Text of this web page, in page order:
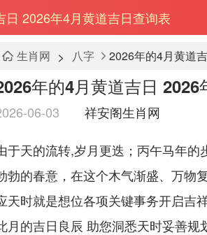
日 2026年4月黄道吉日查询表
生肖网 > 八字 2026年的4月黄道
年的4月黄道吉日
06-03 祥安阁生肖网
于天的流转,岁月更迭；丙午马年
勃的春意，在这个木气渐盛、万物
天时就是想位各项关键事务开启吉
月的吉日良辰 助您洞悉天时妥善